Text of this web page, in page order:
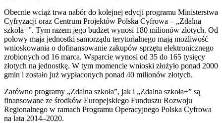
Obecnie wciąż trwa nabór do kolejnej edycji programu Ministerstwa
Cyfryzacji oraz Centrum Projektów Polska Cyfrowa – „Zdalna
szkoła+”. Tym razem jego budżet wynosi 180 milionów złotych. Od
połowy maja jednostki samorządu terytorialnego mają możliwość
wnioskowania o dofinansowanie zakupów sprzętu elektronicznego
zrobionych od 16 marca. Wsparcie wynosi od 35 do 165 tysięcy
złotych na jednostkę. W tym momencie wnioski złożyło ponad 2000
gmin i zostało już wypłaconych ponad 40 milionów złotych.
Zarówno programy „Zdalna szkoła”, jak i „Zdalna szkoła+” są
finansowane ze środków Europejskiego Funduszu Rozwoju
Regionalnego w ramach Programu Operacyjnego Polska Cyfrowa
na lata 2014–2020.